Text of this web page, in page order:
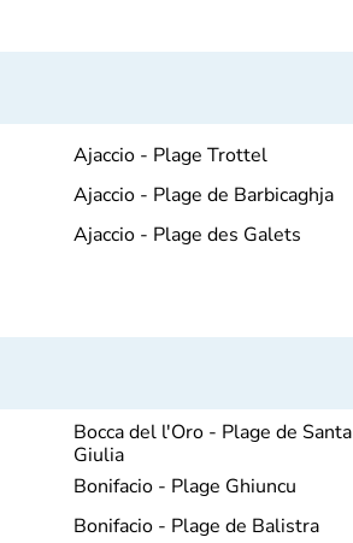
Ajaccio - Plage Trottel
Ajaccio - Plage de Barbicaghja
Ajaccio - Plage des Galets
Bocca del l'Oro - Plage de Santa
Giulia
Bonifacio - Plage Ghiuncu
Bonifacio - Plage de Balistra